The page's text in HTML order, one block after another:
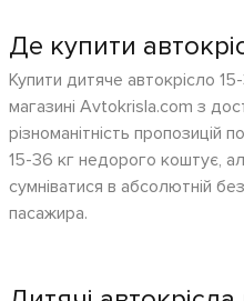
Де купити
Купити дитяче автокрісло
магазині Avtokrisla.com з
різноманітність пропозицій
15-36 кг недорого коштує,
сумніватися в абсолютній
пасажира.